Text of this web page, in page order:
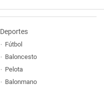
Deportes
Fútbol
Baloncesto
Pelota
Balonmano